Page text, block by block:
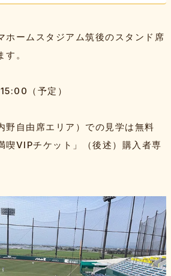
ホームスタジアム筑後のスタンド席
。
（予定）
自由席エリア）での見学は無料
喫VIPチケット」（後述）購入者専